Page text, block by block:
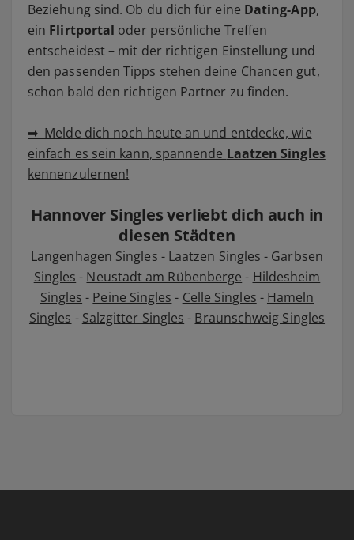
Beziehung sind. Ob du dich für eine Dating-App,
ein Flirtportal oder persönliche Treffen
entscheidest – mit der richtigen Einstellung und
den passenden Tipps stehen deine Chancen gut,
schon bald den richtigen Partner zu finden.
➡ Melde dich noch heute an und entdecke, wie
einfach es sein kann, spannende Laatzen Singles
kennenzulernen!
Hannover Singles verliebt dich auch in
diesen Städten
Langenhagen Singles - Laatzen Singles - Garbsen
Singles - Neustadt am Rübenberge - Hildesheim
Singles - Peine Singles - Celle Singles - Hameln
Singles - Salzgitter Singles - Braunschweig Singles